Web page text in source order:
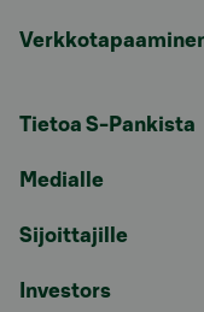
Tietoa S-Pankista
Medialle
Sijoittajille
Investors